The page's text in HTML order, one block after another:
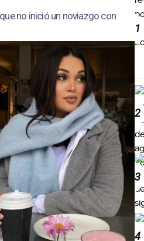
no inició un noviazgo con
1
2
3
4